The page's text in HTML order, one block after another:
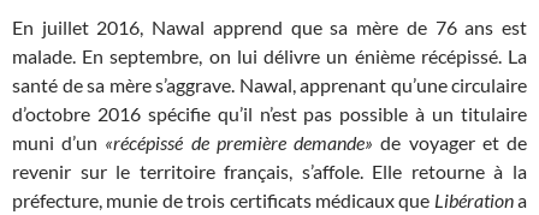
En juillet 2016, Nawal apprend que sa mère de 76 ans est
malade. En septembre, on lui délivre un énième récépissé. La
santé de sa mère s’aggrave. Nawal, apprenant qu’une circulaire
d’octobre 2016 spécifie qu’il n’est pas possible à un titulaire
muni d’un «récépissé de première demande» de voyager et de
revenir sur le territoire français, s’affole. Elle retourne à la
préfecture, munie de trois certificats médicaux que Libérationa